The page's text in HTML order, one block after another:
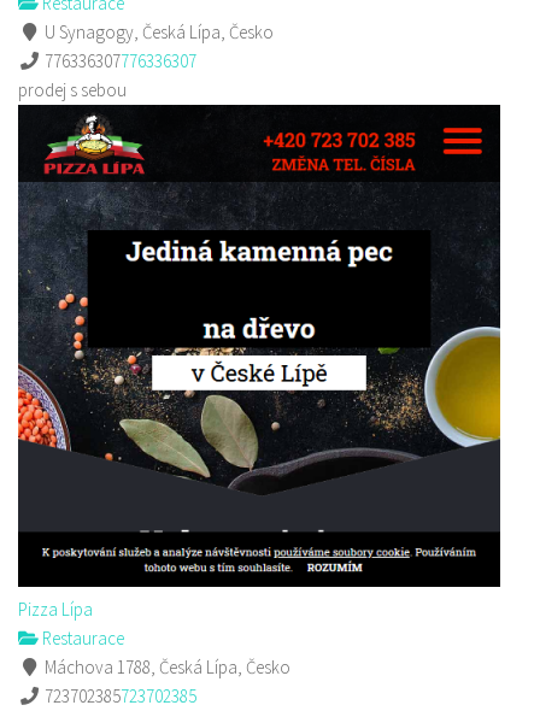
U Synagogy, Česká Lípa, Česko
776336307776336307
prodej s sebou
Pizza Lípa
Restaurace
Máchova 1788, Česká Lípa, Česko
723702385723702385